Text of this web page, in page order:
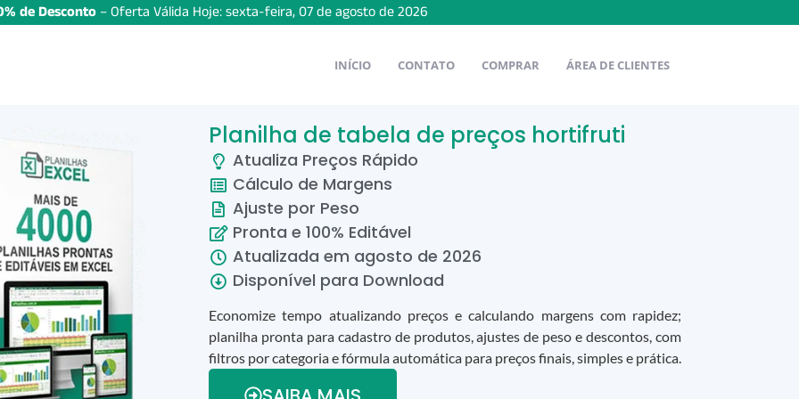
de Desconto – Oferta Válida Hoje:sexta-feira,07deagostode2026
INÍCIO CONTATO COMPRAR ÁREA DE CLIENTES
Planilha de tabela de preços hortifruti
Atualiza Preços Rápido
Cálculo de Margens
Ajuste por Peso
Pronta e 100% Editável
Atualizada em agosto de 2026
Disponível para Download
Economize tempo atualizando preços e calculando margens com rapidez;
planilha pronta para cadastro de produtos, ajustes de peso e descontos, com
filtros por categoria e fórmula automática para preços finais, simples e prática.